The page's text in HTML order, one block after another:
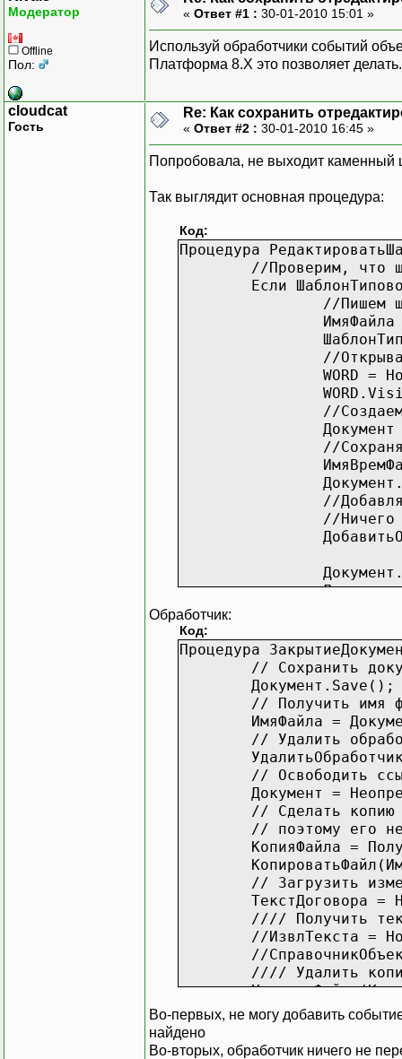
Модератор
Offline
Пол:
« Ответ #1 : 30-01-2010 15:01 »
Используй обработчики событий
Платформа 8.Х это позволяет
cloudcat
Гость
Re: Как сохранить
« Ответ #2 : 30-01-2010 16:45 »
Попробовала, не выходит каменный
Так выглядит основная процедура:
Код:
Процедура
//Проверим, что
Если
//Пишем
//
WORD =
//
//
//
//Ничего
КонецЕсли;
КонецПроцедуры
Обработчик:
Код:
Процедура
// Сохранить
Документ.Save();
// Получить имя
ИмяФайла =
// Удалить
// Освободить
Документ =
// Сделать копию
// поэтому его
КопияФайла =
// Загрузить
ТекстДоговора =
//// Получить
//ИзвлТекста =
//
//// Удалить
// Сохранить имя
ВременныйФайл =
КонецПроцедуры
Во-первых, не могу добавить
найдено
Во-вторых, обработчик ничего не